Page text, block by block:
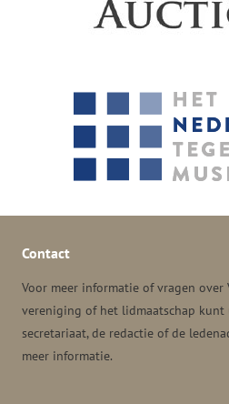
Contact
Voor meer informatie of vragen over
vereniging of het lidmaatschap
secretariaat, de redactie of de
meer informatie.